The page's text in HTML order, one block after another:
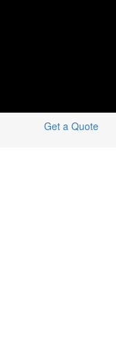
Get a Quote